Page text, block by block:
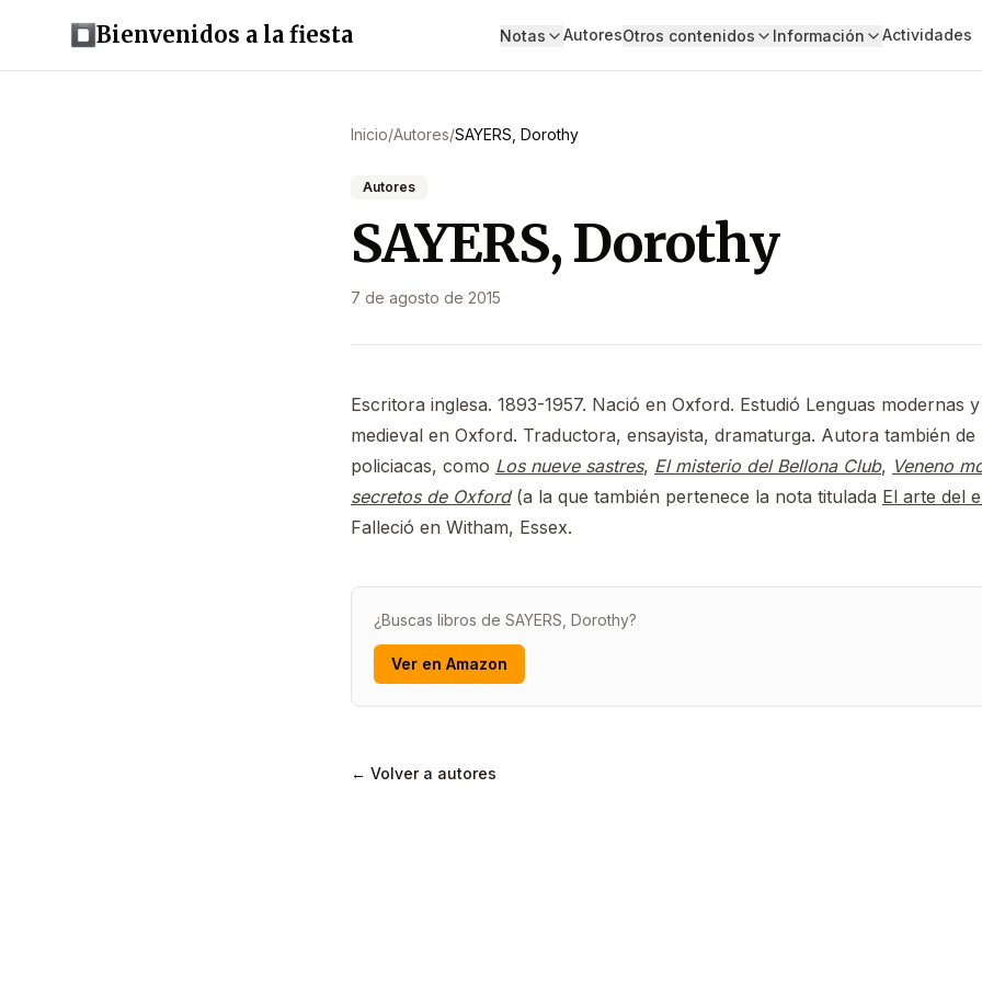
Bienvenidos a la fiesta Notas AutoresOtros contenidos Información Actividades
Inicio/Autores/SAYERS, Dorothy
Autores
SAYERS, Dorothy
7 de agosto de 2015
Escritora inglesa. 1893-1957. Nació en Oxford. Estudió Lenguas modernas
medieval en Oxford. Traductora, ensayista, dramaturga. Autora también de
policiacas, como Los nueve sastres, El misterio del Bellona Club, Veneno
secretos de Oxford(a la que también pertenece la nota titulada El arte del
Falleció en Witham, Essex.
¿Buscas libros de SAYERS, Dorothy?
Ver en Amazon
← Volver a autores